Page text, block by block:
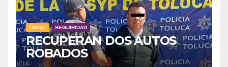
LOCAL SEGUIRIDAD
RECUPERAN DOS AUTOS
ROBADOS